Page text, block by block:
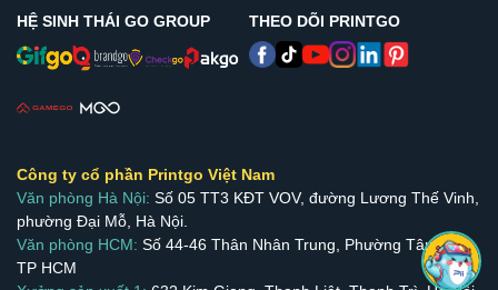
HỆ SINH THÁI GO GROUP THEO DÕI PRINTGO
Công ty cổ phần Printgo Việt Nam
Văn phòng Hà Nội: Số 05 TT3 KĐT VOV, đường Lương Thế Vinh,
phường Đại Mỗ, Hà Nội.
Văn phòng HCM: Số 44-46 Thân Nhân Trung, Phường Tân Bình,
TP HCM